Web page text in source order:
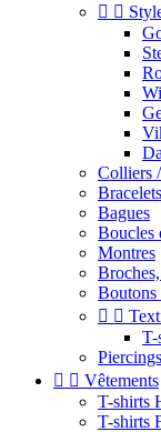
 
Colliers
Bracelets
Bagues
Boucles
Montres
Boutons
 
T-
Piercings
  Vêtements
T-shirts
T-shirts